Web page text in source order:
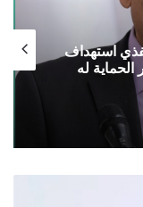
استهداف
له